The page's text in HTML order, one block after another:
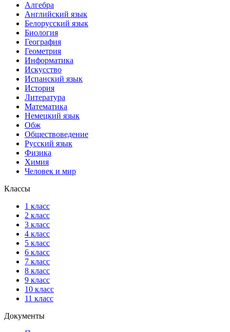
Алгебра
Английский язык
Белорусский язык
Биология
География
Геометрия
Информатика
Искусство
Испанский язык
История
Литература
Математика
Немецкий язык
Обж
Обществоведение
Русский язык
Физика
Химия
Человек и мир
Классы
1 класс
2 класс
3 класс
4 класс
5 класс
6 класс
7 класс
8 класс
9 класс
10 класс
11 класс
Документы